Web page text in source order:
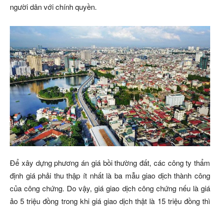
người dân với chính quyền.
Để xây dựng phương án giá bồi thường đất, các công ty thẩm
định giá phải thu thập ít nhất là ba mẫu giao dịch thành công
của công chứng. Do vậy, giá giao dịch công chứng nếu là giá
ảo 5 triệu đồng trong khi giá giao dịch thật là 15 triệu đồng thì